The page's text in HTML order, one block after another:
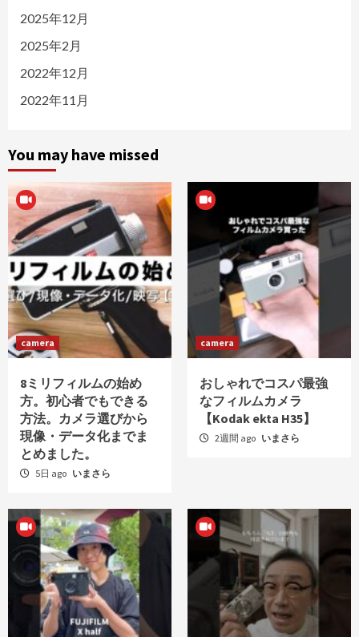
2025年12月
2025年2月
2022年12月
2022年11月
You may have missed
camera
8ミリフィルムの始め
方。初心者でもできる
方法。カメラ選びから
現像・データ化までま
とめました。
5日 ago いまさら
camera
おしゃれでコスパ最強
なフィルムカメラ
【Kodak ekta H35】
2週間 ago いまさら